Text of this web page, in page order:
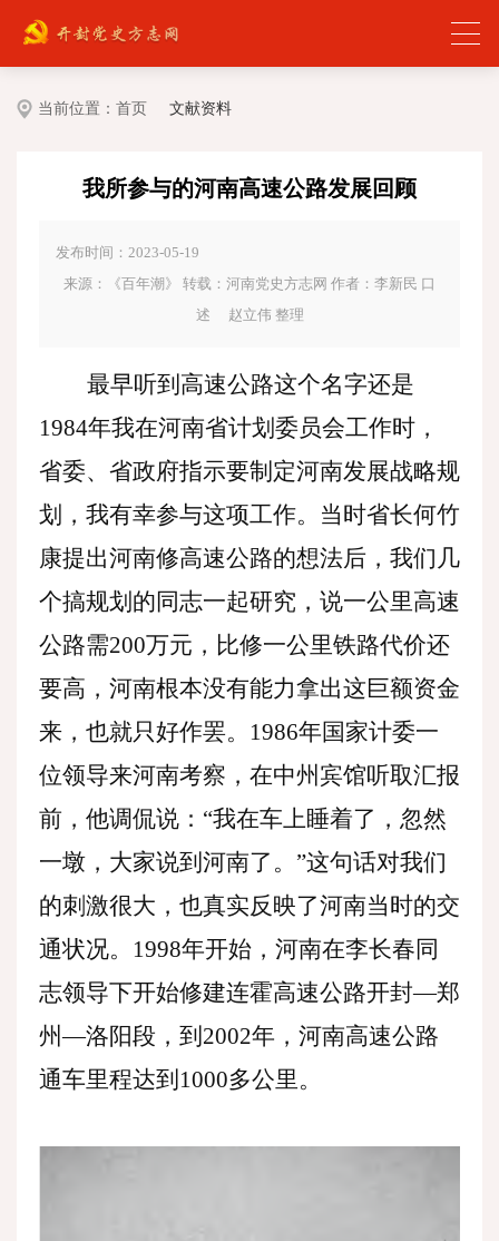
当前位置： 首页 文献资料
我所参与的河南高速公路发展回顾
发布时间：2023-05-19
来源：《百年潮》 转载：河南党史方志网 作者：李新民 口
述 赵立伟 整理
最早听到高速公路这个名字还是
1984年我在河南省计划委员会工作时，
省委、省政府指示要制定河南发展战略规
划，我有幸参与这项工作。当时省长何竹
康提出河南修高速公路的想法后，我们几
个搞规划的同志一起研究，说一公里高速
公路需200万元，比修一公里铁路代价还
要高，河南根本没有能力拿出这巨额资金
来，也就只好作罢。1986年国家计委一
位领导来河南考察，在中州宾馆听取汇报
前，他调侃说：“我在车上睡着了，忽然
一墩，大家说到河南了。”这句话对我们
的刺激很大，也真实反映了河南当时的交
通状况。1998年开始，河南在李长春同
志领导下开始修建连霍高速公路开封—郑
州—洛阳段，到2002年，河南高速公路
通车里程达到1000多公里。